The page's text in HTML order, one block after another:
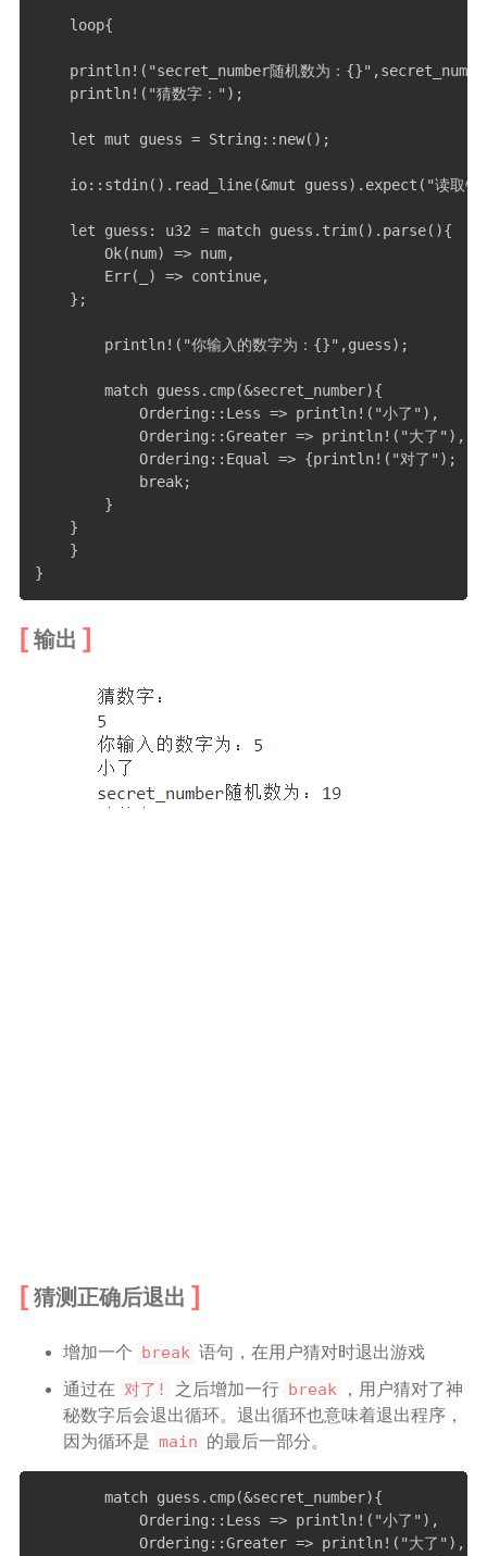
    loop{
println!("secret_number随机数为：
    println!("猜数字：");
    let mut guess = String::new();
io::stdin().read_line(&mut guess).expect("读取错
    let guess: u32 = match guess.trim().parse(){
        Ok(num) => num,
        Err(_) => continue,
    };
        println!("你输入的数字为：{}",guess);
        match guess.cmp(&secret_number){
            Ordering::Less => println!("小了"),
            Ordering::Greater => println!("大了"),
            Ordering::Equal => {println!("对了");
            break;
        }
    }
    }
}
输出
猜测正确后退出
增加一个 break 语句，在用户猜对时退出游戏
通过在 对了! 之后增加一行 break
，用户猜对了神
秘数字后会退出循环。退出循环也意味着退出程序，
因为循环是 main 的最后一部分。
        match guess.cmp(&secret_number){
            Ordering::Less => println!("小了"),
            Ordering::Greater => println!("大了"),